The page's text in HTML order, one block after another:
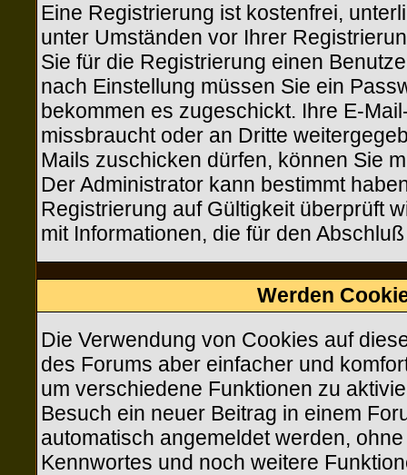
Eine Registrierung ist kostenfrei,
unter Umständen vor Ihrer
Sie für die Registrierung einen
nach Einstellung müssen Sie ein
bekommen es zugeschickt. Ihre E-
missbraucht oder an Dritte
Mails zuschicken dürfen, können Sie
Der Administrator kann bestimmt
Registrierung auf Gültigkeit überprüft
mit Informationen, die für den
Werden
Die Verwendung von Cookies auf
des Forums aber einfacher und
um verschiedene Funktionen zu
Besuch ein neuer Beitrag in einem
automatisch angemeldet werden,
Kennwortes und noch weitere